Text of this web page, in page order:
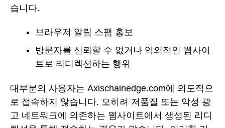
습니다.
브라우저 알림 스팸 홍보
방문자를 신뢰할 수 없거나 악의적인 웹사이
트로 리디렉션하는 행위
대부분의 사용자는 Axischainedge.com에 의도적으
로 접속하지 않습니다. 오히려 저품질 또는 악성 광
고 네트워크에 의존하는 웹사이트에서 생성된 리디